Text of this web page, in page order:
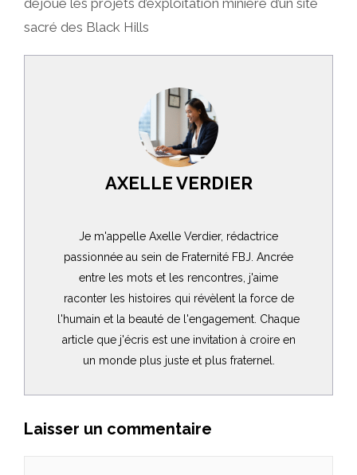
déjoué les projets d’exploitation minière d’un site
sacré des Black Hills
AXELLE VERDIER
Je m'appelle Axelle Verdier, rédactrice
passionnée au sein de Fraternité FBJ. Ancrée
entre les mots et les rencontres, j'aime
raconter les histoires qui révèlent la force de
l'humain et la beauté de l'engagement. Chaque
article que j'écris est une invitation à croire en
un monde plus juste et plus fraternel.
Laisser un commentaire